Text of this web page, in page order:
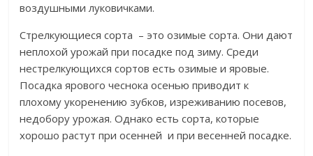
воздушными луковичками.
Стрелкующиеся сорта – это озимые сорта. Они дают
неплохой урожай при посадке под зиму. Среди
нестрелкующихся сортов есть озимые и яровые.
Посадка ярового чеснока осенью приводит к
плохому укоренению зубков, изреживанию посевов,
недобору урожая. Однако есть сорта, которые
хорошо растут при осенней и при весенней посадке.